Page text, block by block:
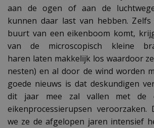
aan de ogen of aan de
kunnen daar last van hebben.
buurt van een eikenboom komt,
van de microscopisch kleine
haren laten makkelijk los waardoor
nesten) en al door de wind worden
goede nieuws is dat deskundigen
dit jaar mee zal vallen met de
eikenprocessierupsen
we ze de afgelopen jaren intensief